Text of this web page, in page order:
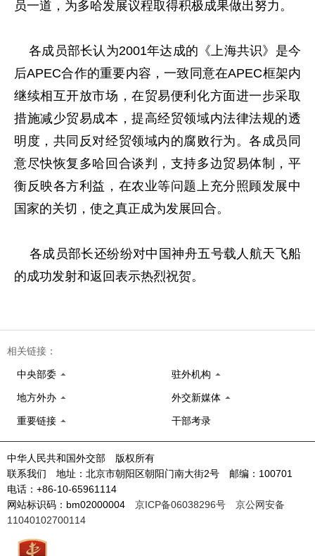
员一道，为多哈发展议程取得积极成果做出努力。
各成员部长认为2001年达成的《上海共识》是今
后APEC合作的重要内容，一致同意在APEC框架内
继续相互开放市场，在贸易便利化方面进一步采取
措施减少贸易成本，提高经贸领域内法律法规的透
明度，共同反对经贸领域内的腐败行为。各成员同
意尽快恢复多哈回合谈判，支持多边贸易体制，平
衡反映各方利益，在农业等问题上充分照顾发展中
国家的关切，使之真正成为发展回合。
各成员部长还纷纷对中国神舟五号载人航天飞船
的成功发射和返回表示热烈祝贺。
相关链接：
中央部委 驻外机构
地方外办 外交新媒体
重要链接 干部考录
中华人民共和国外交部 版权所有
联系我们 地址：北京市朝阳区朝阳门南大街2号 邮编：100701
电话：+86-10-65961114
网站标识码：bm02000004 京ICP备06038296号
京公网安备
11040102700114